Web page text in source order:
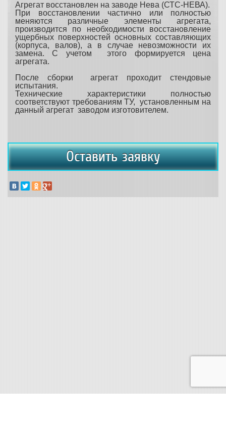
Агрегат восстановлен на заводе Нева (СТС-НЕВА).
При восстановлении частично или полностью
меняются различные элементы агрегата,
производится по необходимости восстановление
ущербных поверхностей основных составляющих
(корпуса, валов), а в случае невозможности их
замена. С учетом этого формируется цена
агрегата.
После сборки агрегат проходит стендовые
испытания.
Технические характеристики полностью
соответствуют требованиям ТУ, установленным на
данный агрегат заводом изготовителем.
Оставить заявку